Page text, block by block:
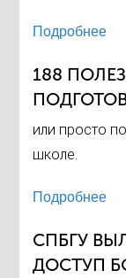
Подробнее
188
или просто
школе.
Подробнее
СПБГУ
ДОСТУП